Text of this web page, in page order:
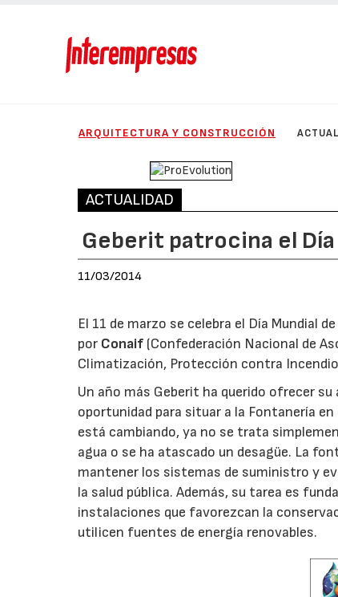
ARQUITECTURA Y CONSTRUCCIÓN
ACTUALIDAD
Geberit patrocina el
11/03/2014
El 11 de marzo se celebra el Día Mundial
por Conaif (Confederación Nacional de
Climatización, Protección contra
Un año más Geberit ha querido ofrecer
oportunidad para situar a la Fontanería
está cambiando, ya no se trata
agua o se ha atascado un desagüe. La
mantener los sistemas de suministro y
la salud pública. Además, su tarea es
instalaciones que favorezcan la
utilicen fuentes de energía renovables.